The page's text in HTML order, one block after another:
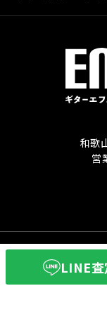
LINE査
和歌
営
ア